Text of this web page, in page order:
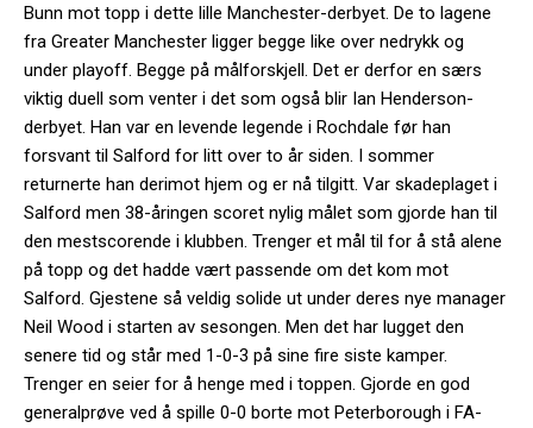
Bunn mot topp i dette lille Manchester-derbyet. De to lagene
fra Greater Manchester ligger begge like over nedrykk og
under playoff. Begge på målforskjell. Det er derfor en særs
viktig duell som venter i det som også blir Ian Henderson-
derbyet. Han var en levende legende i Rochdale før han
forsvant til Salford for litt over to år siden. I sommer
returnerte han derimot hjem og er nå tilgitt. Var skadeplaget i
Salford men 38-åringen scoret nylig målet som gjorde han til
den mestscorende i klubben. Trenger et mål til for å stå alene
på topp og det hadde vært passende om det kom mot
Salford. Gjestene så veldig solide ut under deres nye manager
Neil Wood i starten av sesongen. Men det har lugget den
senere tid og står med 1-0-3 på sine fire siste kamper.
Trenger en seier for å henge med i toppen. Gjorde en god
generalprøve ved å spille 0-0 borte mot Peterborough i FA-